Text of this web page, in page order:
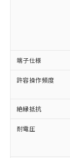
端子仕様
許容操作頻度
絶縁抵抗
耐電圧
いたも
むを得
*EU
鉛(Pb)
六価クロ
類(PBB)
(PBDE)
ル)
ルベンジ
（DBP）
(DIBP)
但し、
フタル酸
図的な使
基準値
「－」
ム) :
Cr(Ⅵ)(六
ニル類) :
ル類) :
DBP(フ
イソブチ
ル) :
DEHP(フ
○